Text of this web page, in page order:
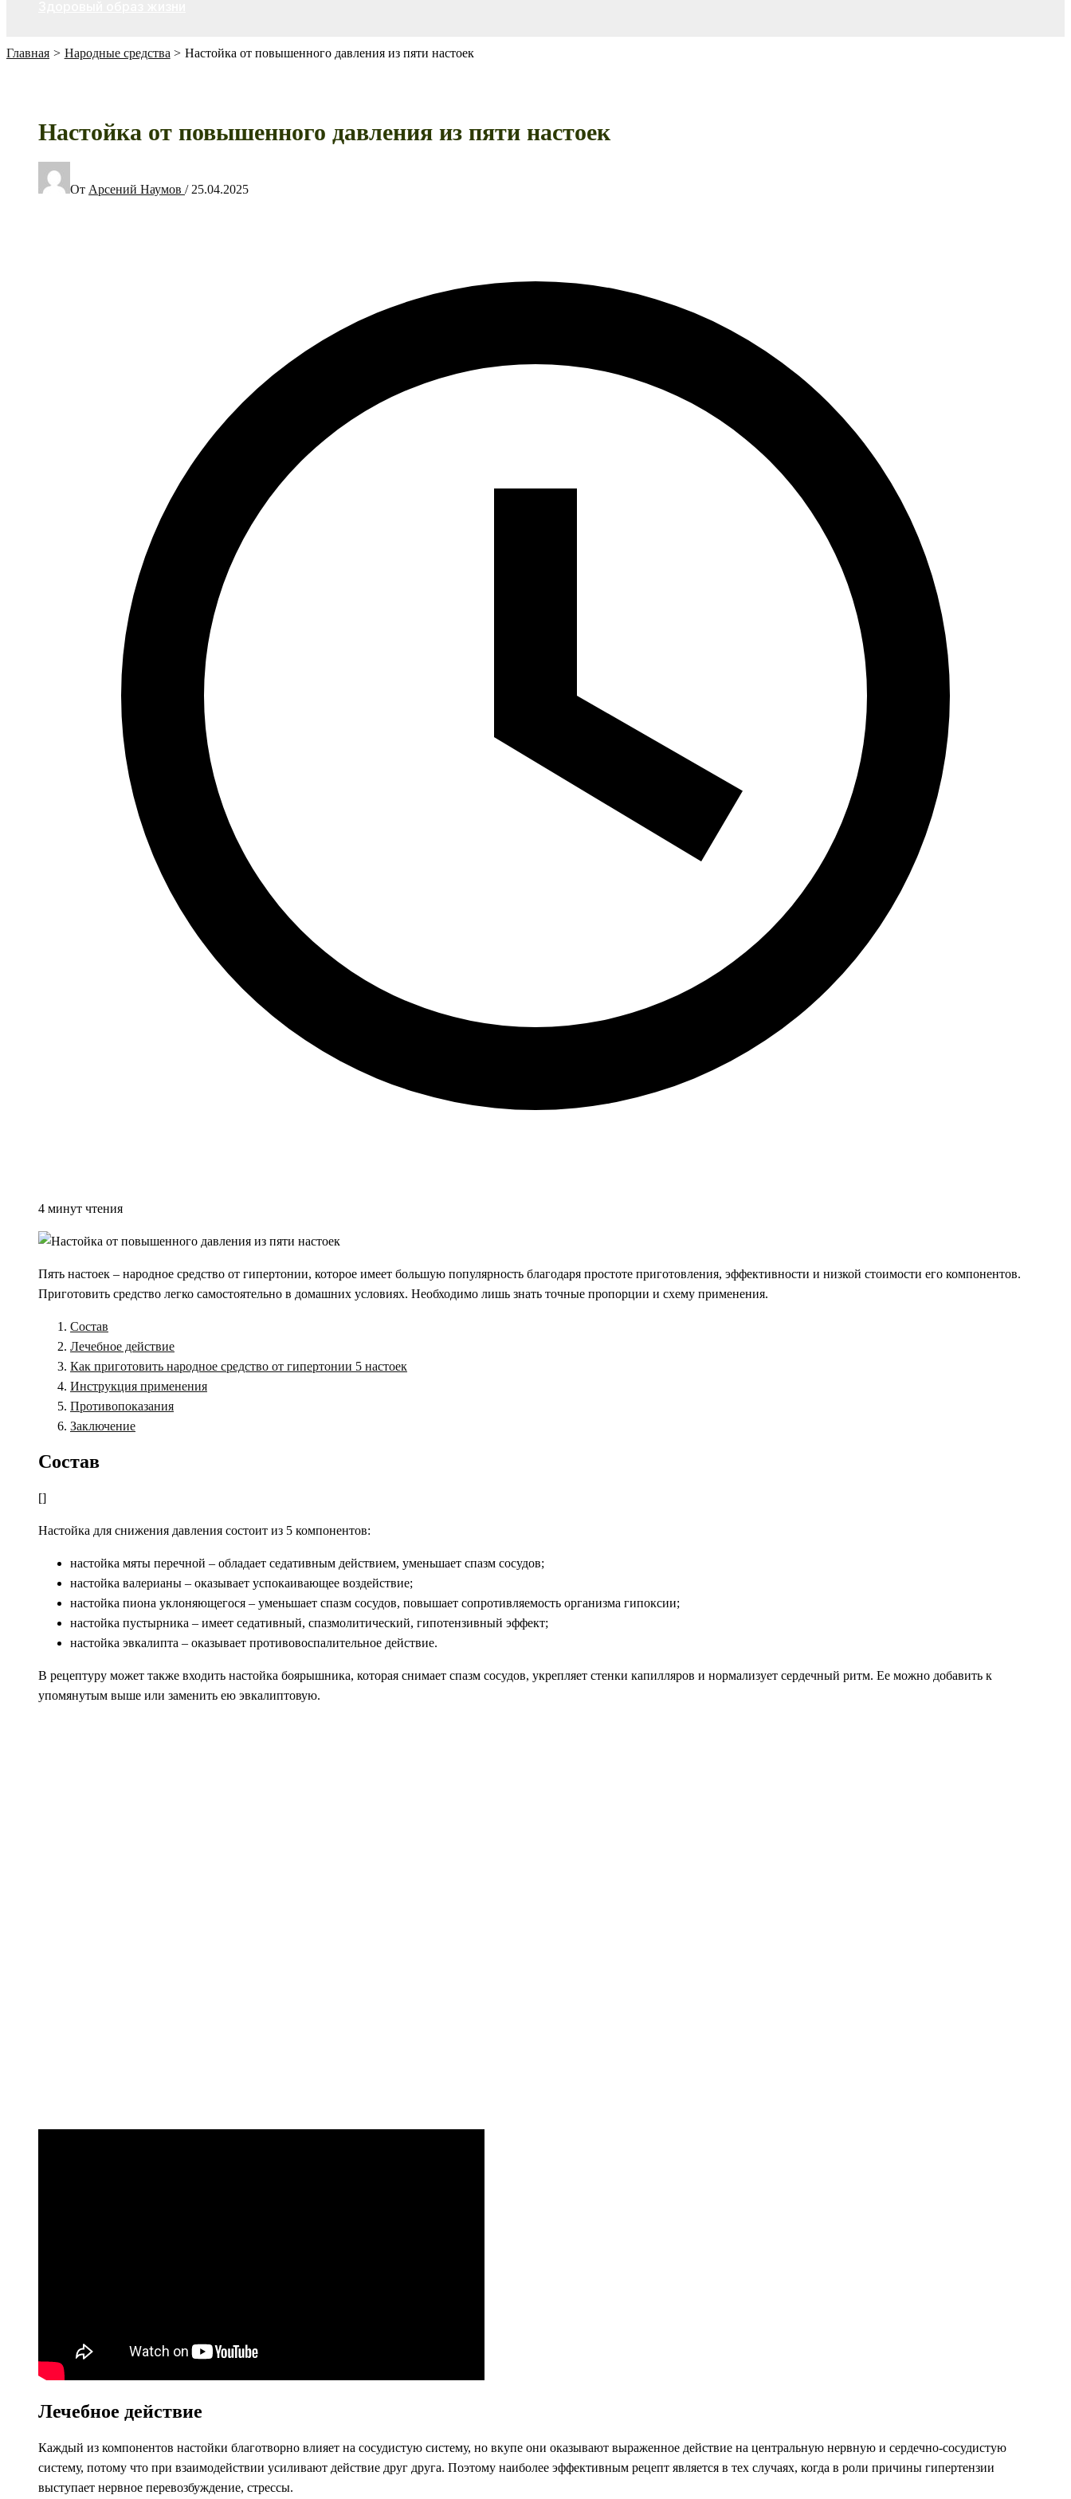
Главная Народные средства Настойка от повышенного давления из пяти настоек
Настойка от повышенного давления из пяти настоек
От Арсений Наумов / 25.04.2025
4 минут чтения
Пять настоек – народное средство от гипертонии, которое имеет большую популярность благодаря простоте приготовления, эффективности и низкой стоимости его компонентов.
Приготовить средство легко самостоятельно в домашних условиях. Необходимо лишь знать точные пропорции и схему применения.
Состав
Лечебное действие
Как приготовить народное средство от гипертонии 5 настоек
Инструкция применения
Противопоказания
Заключение
Состав
[]
Настойка для снижения давления состоит из 5 компонентов:
настойка мяты перечной – обладает седативным действием, уменьшает спазм сосудов;
настойка валерианы – оказывает успокаивающее воздействие;
настойка пиона уклоняющегося – уменьшает спазм сосудов, повышает сопротивляемость организма гипоксии;
настойка пустырника – имеет седативный, спазмолитический, гипотензивный эффект;
настойка эвкалипта – оказывает противовоспалительное действие.
В рецептуру может также входить настойка боярышника, которая снимает спазм сосудов, укрепляет стенки капилляров и нормализует сердечный ритм. Ее можно добавить к
упомянутым выше или заменить ею эвкалиптовую.
Лечебное действие
Каждый из компонентов настойки благотворно влияет на сосудистую систему, но вкупе они оказывают выраженное действие на центральную нервную и сердечно-сосудистую
систему, потому что при взаимодействии усиливают действие друг друга. Поэтому наиболее эффективным рецепт является в тех случаях, когда в роли причины гипертензии
выступает нервное перевозбуждение, стрессы.